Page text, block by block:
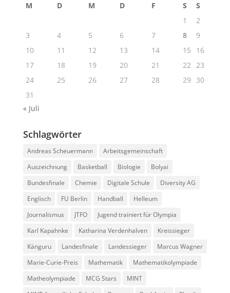
M D M D F S
S
1
2
3
4 5 6 7 8
9
10
11 12 13 14 15
16
17
18 19 20 21 22 23
24
25 26 27 28 29
30
31
« Juli
Schlagwörter
Andreas Scheuermann
Arbeitsgemeinschaft
Auszeichnung
Basketball Biologie
Bolyai
Bundesfinale
Chemie Digitale Schule
Diversity AG
Englisch
FU Berlin Handball
Helleum
Journalismus
JTFO
Jugend trainiert für Olympia
Karl Kapahnke
Katharina Verdenhalven
Kreissieger
Känguru
Landesfinale Landessieger
Marcus Wagner
Marie-Curie-Preis
Mathematik
Mathematikolympiade
Matheolympiade
MCG Stars
MINT